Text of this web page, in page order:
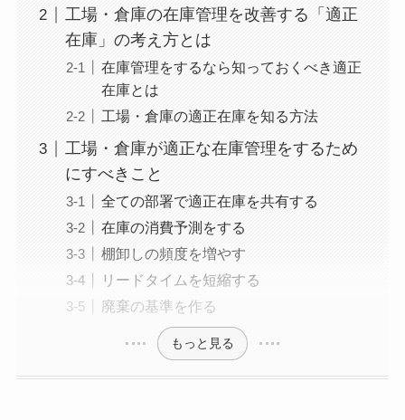
工場・倉庫の在庫管理を改善する「適正
在庫」の考え方とは
在庫管理をするなら知っておくべき適正
在庫とは
工場・倉庫の適正在庫を知る方法
工場・倉庫が適正な在庫管理をするため
にすべきこと
全ての部署で適正在庫を共有する
在庫の消費予測をする
棚卸しの頻度を増やす
リードタイムを短縮する
廃棄の基準を作る
もっと見る